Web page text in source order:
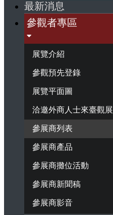
最新消息
參觀者專區
展覽介紹
參觀預先登錄
展覽平面圖
洽邀外商人士來臺觀展
參展商列表
參展商產品
參展商攤位活動
參展商新聞稿
參展商影音